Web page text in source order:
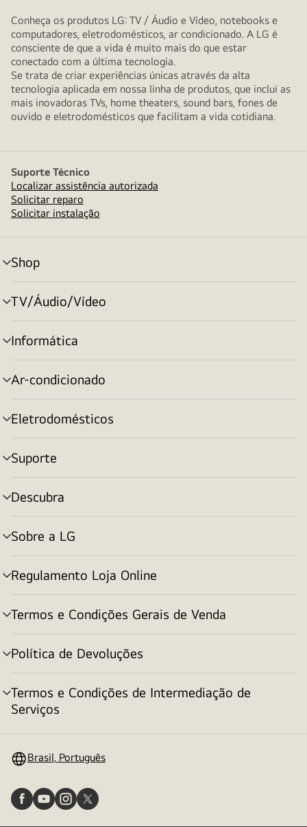
Conheça os produtos LG: TV / Áudio e Vídeo, notebooks e
computadores, eletrodomésticos, ar condicionado. A LG é
consciente de que a vida é muito mais do que estar
conectado com a última tecnologia.
Se trata de criar experiências únicas através da alta
tecnologia aplicada em nossa linha de produtos, que inclui as
mais inovadoras TVs, home theaters, sound bars, fones de
ouvido e eletrodomésticos que facilitam a vida cotidiana.
Suporte Técnico
Localizar assistência autorizada
Solicitar reparo
Solicitar instalação
Shop
alternar
menu
TV/Áudio/Vídeo
alternar
menu
Informática
alternar
menu
Ar-condicionado
alternar
menu
Eletrodomésticos
alternar
menu
Suporte
alternar
menu
Descubra
alternar
menu
Sobre a LG
alternar
menu
Regulamento Loja Online
alternar
menu
Termos e Condições Gerais de Venda
alternar
menu
Política de Devoluções
alternar
menu
Termos e Condições de Intermediação de
Serviços
alternar
Brasil, Português